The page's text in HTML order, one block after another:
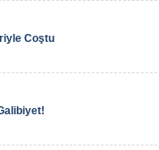
Coştu